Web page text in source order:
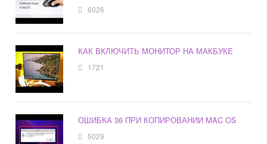
6026
КАК ВКЛЮЧИТЬ МОНИТОР НА МАКБУКЕ
1721
ОШИБКА 36 ПРИ КОПИРОВАНИИ MAC OS
5029